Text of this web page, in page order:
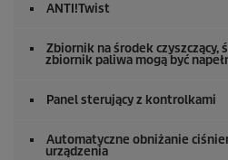
ANTI!Twist
Zbiornik na środek czyszczący,
zbiornik paliwa mogą być
Panel sterujący z kontrolkami
Automatyczne obniżanie
urządzenia